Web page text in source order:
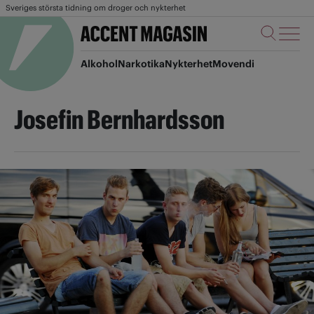
Sveriges största tidning om droger och nykterhet
AlkoholNarkotikaNykterhetMovendi
Josefin Bernhardsson